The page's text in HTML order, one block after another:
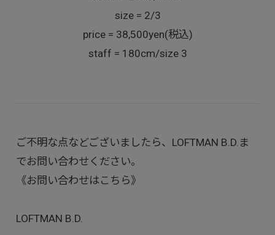
size = 2/3
price = 38,500yen(税込)
staff = 180cm/size 3
ご不明な点などございましたら、LOFTMAN B.D.ま
でお問い合わせください。
《お問い合わせはこちら》
LOFTMAN B.D.